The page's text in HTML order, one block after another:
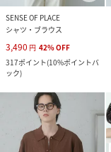
SENSE OF PLACE
シャツ・ブラウス
3,490 円 42%OFF
317ポイント(10%ポイントバ
ック)